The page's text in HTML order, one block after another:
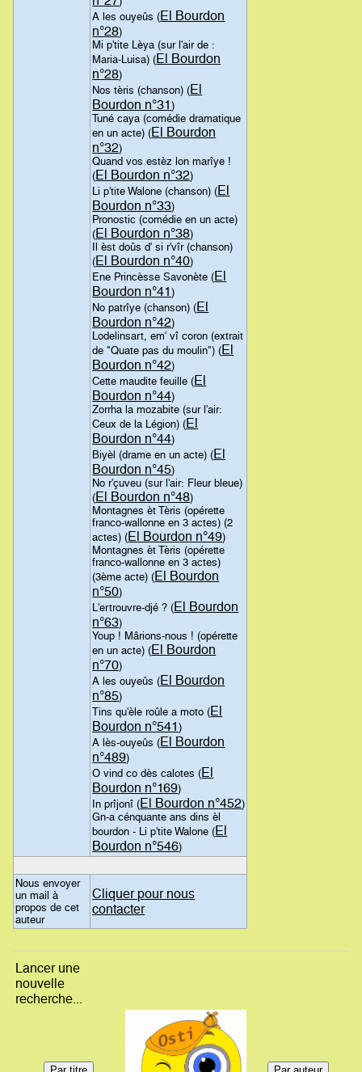
A les ouyeûs (El Bourdon
n°28)
Mi p'tite Lèya (sur l'air de :
Maria-Luisa) (El Bourdon
n°28)
Nos tèris (chanson) (El
Bourdon n°31)
Tuné caya (comédie dramatique
en un acte) (El Bourdon
n°32)
Quand vos estèz lon marîye !
(El Bourdon n°32)
Li p'tite Walone (chanson) (El
Bourdon n°33)
Pronostic (comédie en un acte)
(El Bourdon n°38)
Il èst doûs d' si r'vîr (chanson)
(El Bourdon n°40)
Ene Princèsse Savonète (El
Bourdon n°41)
No patrîye (chanson) (El
Bourdon n°42)
Lodelinsart, em' vî coron (extrait
de "Quate pas du moulin") (El
Bourdon n°42)
Cette maudite feuille (El
Bourdon n°44)
Zorrha la mozabite (sur l'air:
Ceux de la Légion) (El
Bourdon n°44)
Biyèl (drame en un acte) (El
Bourdon n°45)
No r'çuveu (sur l'air: Fleur bleue)
(El Bourdon n°48)
Montagnes èt Tèris (opérette
franco-wallonne en 3 actes) (2
actes) (El Bourdon n°49)
Montagnes èt Tèris (opérette
franco-wallonne en 3 actes)
(3ème acte) (El Bourdon
n°50)
L'ertrouvre-djé ? (El Bourdon
n°63)
Youp ! Mârions-nous ! (opérette
en un acte) (El Bourdon
n°70)
A les ouyeûs (El Bourdon
n°85)
Tins qu'èle roûle a moto (El
Bourdon n°541)
A lès-ouyeûs (El Bourdon
n°489)
O vind co dès calotes (El
Bourdon n°169)
In prîjonî (El Bourdon n°452)
Gn-a cénquante ans dins èl
bourdon - Li p'tite Walone (El
Bourdon n°546)
Nous envoyer
un mail à
propos de cet
auteur
Cliquer pour nous
contacter
Lancer une
nouvelle
recherche...